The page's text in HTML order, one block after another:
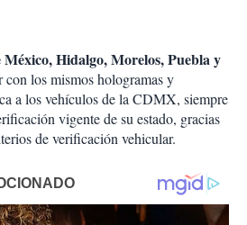
México, Hidalgo, Morelos, Puebla y
con los mismos hologramas y
a los vehículos de la CDMX, siempre
vigente de su estado, gracias
de verificación vehicular.